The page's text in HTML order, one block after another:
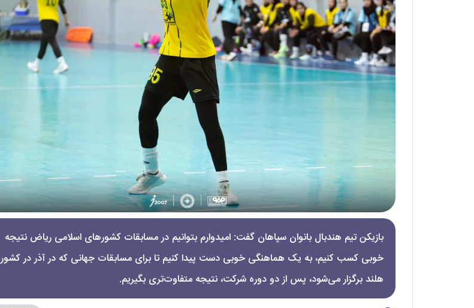
بازیکن تیم هندبال بانوان سپاهان گفت: امیدوارم بتوانیم در مسابقات کشورهای اسلامی ریاض نتیجه
خوبی کسب کنیم، به یک هماهنگی خوبی دست پیدا کنیم تا برای مسابقات جهانی که در آذر در کشور
هلند برگزار می‌شود، پس از دو دوره شرکت، نتیجه متفاوت‌تری بگیریم.